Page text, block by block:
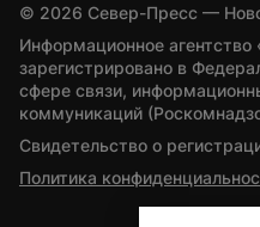
© 2026 Север-Пресс —
Информационное
зарегистрировано в
сфере связи,
коммуникаций
Свидетельство о
Политика